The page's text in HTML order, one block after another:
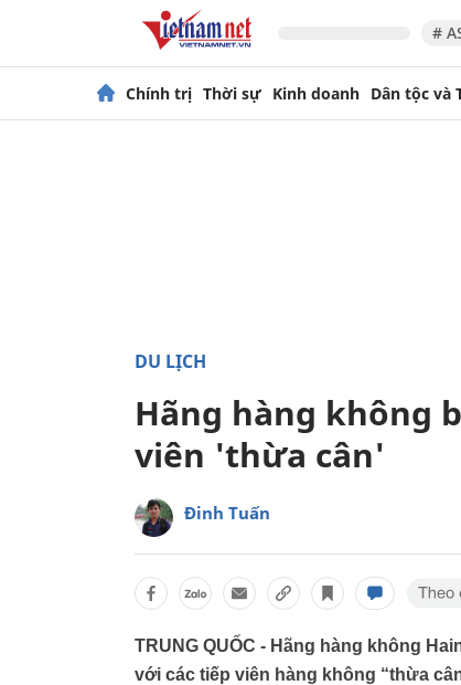
#
Chính trị Thời sự Kinh doanh Dân tộc và
DU LỊCH
Hãng hàng không
viên 'thừa cân'
Đinh Tuấn
TRUNG QUỐC - Hãng hàng không
với các tiếp viên hàng không “thừa